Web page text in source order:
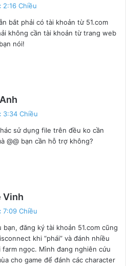
t
:
2:16 Chiều
bắt phải có tài khoản từ 51.com
không cần tài khoản từ trang web
nói!
t
:
3:34 Chiều
sử dụng file trên đều ko cần
@@ bạn cần hỗ trợ không?
Vinh
t
:
7:09 Chiều
bạn, đăng ký tài khoản 51.com cũng
khi “phái” và đánh nhiều
farm ngọc. Mình đang nghiên cứu
cho game để đánh các character